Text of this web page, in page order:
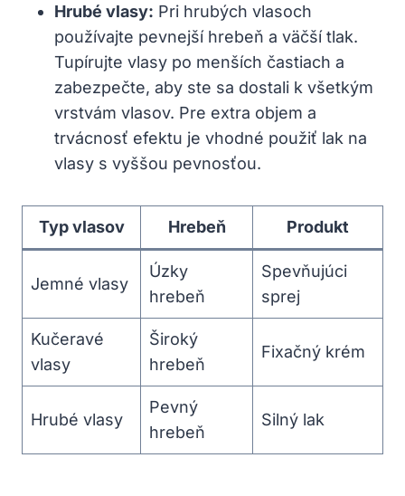
Hrubé vlasy: Pri hrubých vlasoch
používajte pevnejší hrebeň a väčší tlak.
Tupírujte vlasy po menších častiach a
zabezpečte, aby ste sa dostali k všetkým
vrstvám vlasov. Pre extra objem a
trvácnosť efektu je vhodné použiť lak na
vlasy s vyššou pevnosťou.
Typ vlasov Hrebeň Produkt
Jemné vlasy
Úzky
hrebeň
Spevňujúci
sprej
Kučeravé
vlasy
Široký
hrebeň
Fixačný krém
Hrubé vlasy
Pevný
hrebeň
Silný lak